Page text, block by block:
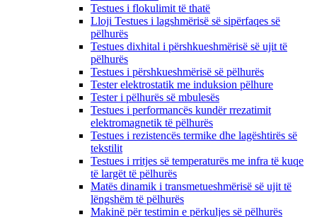
Testues i flokulimit të thatë
Lloji Testues i lagshmërisë së sipërfaqes së
pëlhurës
Testues dixhital i përshkueshmërisë së ujit të
pëlhurës
Testues i përshkueshmërisë së pëlhurës
Tester elektrostatik me induksion pëlhure
Tester i pëlhurës së mbulesës
Testues i performancës kundër rrezatimit
elektromagnetik të pëlhurës
Testues i rezistencës termike dhe lagështirës së
tekstilit
Testues i rritjes së temperaturës me infra të kuqe
të largët të pëlhurës
Matës dinamik i transmetueshmërisë së ujit të
lëngshëm të pëlhurës
Makinë për testimin e përkuljes së pëlhurës